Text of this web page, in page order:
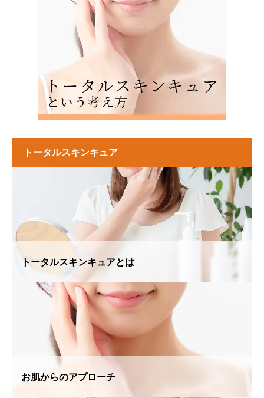
トータルスキンキュア
トータルスキンキュアとは
お肌からのアプローチ